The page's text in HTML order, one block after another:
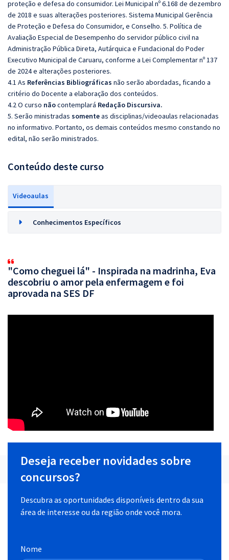
proteção e defesa do consumidor. Lei Municipal nº 6.168 de dezembro
de 2018 e suas alterações posteriores. Sistema Municipal Gerência
de Proteção e Defesa do Consumidor, e Conselho. 5. Política de
Avaliação Especial de Desempenho do servidor público civil na
Administração Pública Direta, Autárquica e Fundacional do Poder
Executivo Municipal de Caruaru, conforme a Lei Complementar nº 137
de 2024 e alterações posteriores.
4.1 As Referências Bibliográficas não serão abordadas, ficando a
critério do Docente a elaboração dos conteúdos.
4.2 O curso nãocontemplará Redação Discursiva.
5. Serão ministradas somenteas disciplinas/videoaulas relacionadas
no informativo. Portanto, os demais conteúdos mesmo constando no
edital, não serão ministrados.
Conteúdo deste curso
Videoaulas
Conhecimentos Específicos
"Como cheguei lá" - Inspirada na madrinha, Eva
descobriu o amor pela enfermagem e foi
aprovada na SES DF
Deseja receber novidades sobre
concursos?
Descubra as oportunidades disponíveis dentro da sua
área de interesse ou da região onde você mora.
Nome